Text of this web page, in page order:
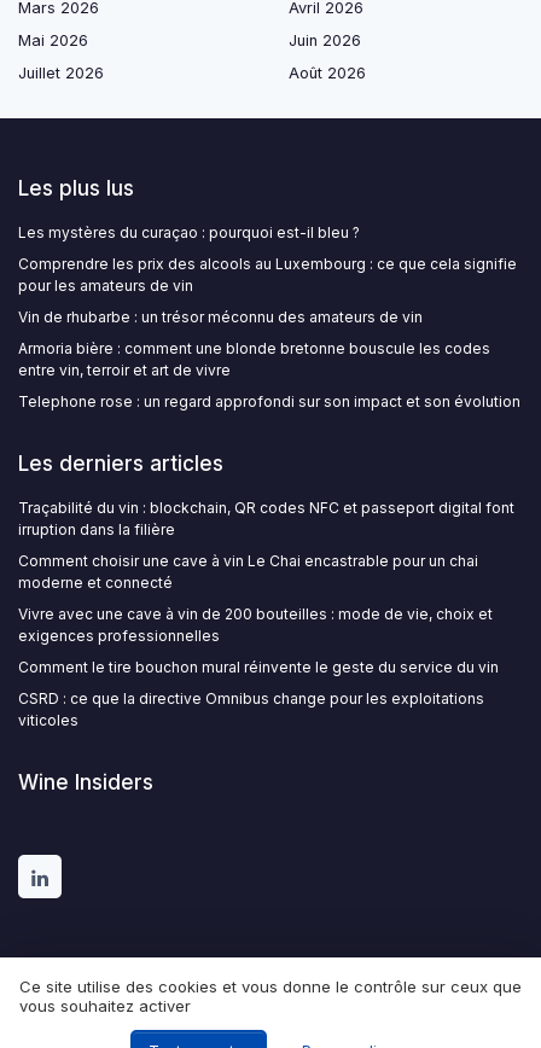
Mars 2026
Avril 2026
Mai 2026
Juin 2026
Juillet 2026
Août 2026
Les plus lus
Les mystères du curaçao : pourquoi est-il bleu ?
Comprendre les prix des alcools au Luxembourg : ce que cela signifie
pour les amateurs de vin
Vin de rhubarbe : un trésor méconnu des amateurs de vin
Armoria bière : comment une blonde bretonne bouscule les codes
entre vin, terroir et art de vivre
Telephone rose : un regard approfondi sur son impact et son évolution
Les derniers articles
Traçabilité du vin : blockchain, QR codes NFC et passeport digital font
irruption dans la filière
Comment choisir une cave à vin Le Chai encastrable pour un chai
moderne et connecté
Vivre avec une cave à vin de 200 bouteilles : mode de vie, choix et
exigences professionnelles
Comment le tire bouchon mural réinvente le geste du service du vin
CSRD : ce que la directive Omnibus change pour les exploitations
viticoles
Wine Insiders
Mentions légales
Ce site utilise des cookies et vous donne le contrôle sur ceux que
vous souhaitez activer